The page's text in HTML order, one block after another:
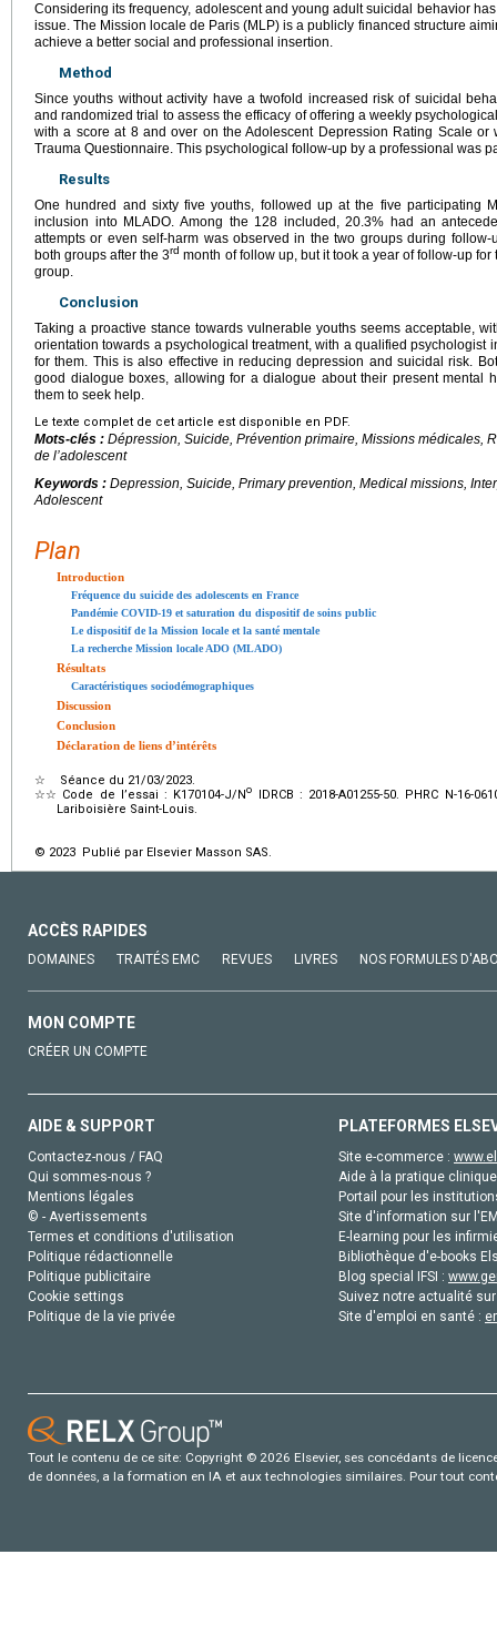
Considering its frequency, adolescent and young adult suicidal behavior
issue. The Mission locale de Paris (MLP) is a publicly financed structure
achieve a better social and professional insertion.
Method
Since youths without activity have a twofold increased risk of suicidal
and randomized trial to assess the efficacy of offering a weekly
with a score at 8 and over on the Adolescent Depression Rating Scale
Trauma Questionnaire. This psychological follow-up by a professional was
Results
One hundred and sixty five youths, followed up at the five participating
inclusion into MLADO. Among the 128 included, 20.3% had an
attempts or even self-harm was observed in the two groups during
both groups after the 3rd month of follow up, but it took a year of follow-up
group.
Conclusion
Taking a proactive stance towards vulnerable youths seems acceptable,
orientation towards a psychological treatment, with a qualified psychologist
for them. This is also effective in reducing depression and suicidal risk.
good dialogue boxes, allowing for a dialogue about their present mental
them to seek help.
Le texte complet de cet article est disponible en PDF.
Mots-clés : Dépression, Suicide, Prévention primaire, Missions médicales,
de l’adolescent
Keywords : Depression, Suicide, Primary prevention, Medical missions,
Adolescent
Plan
Introduction
Fréquence du suicide des adolescents en France
Pandémie COVID-19 et saturation du dispositif de soins public
Le dispositif de la Mission locale et la santé mentale
La recherche Mission locale ADO (MLADO)
Résultats
Caractéristiques sociodémographiques
Discussion
Conclusion
Déclaration de liens d’intérêts
☆
Séance du 21/03/2023.
☆☆ Code de l’essai : K170104-J/No
IDRCB : 2018-A01255-50. PHRC N-16-
Lariboisière Saint-Louis.
© 2023 Publié par Elsevier Masson SAS.
ACCÈS RAPIDES
DOMAINES TRAITÉS EMC REVUES LIVRES NOS FORMULES
MON COMPTE
CRÉER UN COMPTE
AIDE & SUPPORT
Contactez-nous / FAQ
Qui sommes-nous ?
Mentions légales
© - Avertissements
Termes et conditions d'utilisation
Politique rédactionnelle
Politique publicitaire
Cookie settings
Politique de la vie privée
PLATEFORMES
Site e-commerce :
Aide à la pratique
Portail pour les
Site d'information sur
E-learning pour les
Bibliothèque d'e-books
Blog special IFSI :
Suivez notre actualité
Site d'emploi en santé :
Tout le contenu de ce site: Copyright © 2026 Elsevier, ses concédants de
de données, a la formation en IA et aux technologies similaires. Pour tout